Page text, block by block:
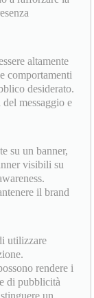
altamente
comportamenti
desiderato.
messaggio e
su un banner,
visibili su
il brand
utilizzare
rendere i
di pubblicità